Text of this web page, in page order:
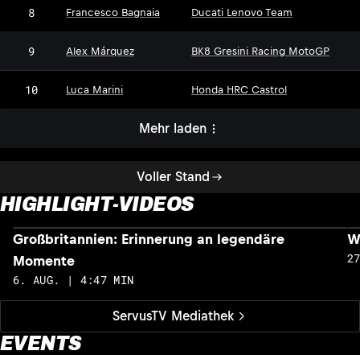
Voller Stand
8 Francesco Bagnaia Ducati Lenovo Team
9 Alex Márquez BK8 Gresini Racing MotoGP
10 Luca Marini Honda HRC Castrol
Mehr laden
HIGHLIGHT-VIDEOS
ServusTV Mediathek
Großbritannien: Erinnerung an legendäre
Momente
6. AUG. | 4:47 MIN
EVENTS